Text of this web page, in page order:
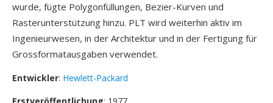
wurde, fügte Polygonfüllungen, Bezier-Kurven und
Rasterunterstützung hinzu. PLT wird weiterhin aktiv im
Ingenieurwesen, in der Architektur und in der Fertigung für
Grossformatausgaben verwendet.
Entwickler: Hewlett-Packard